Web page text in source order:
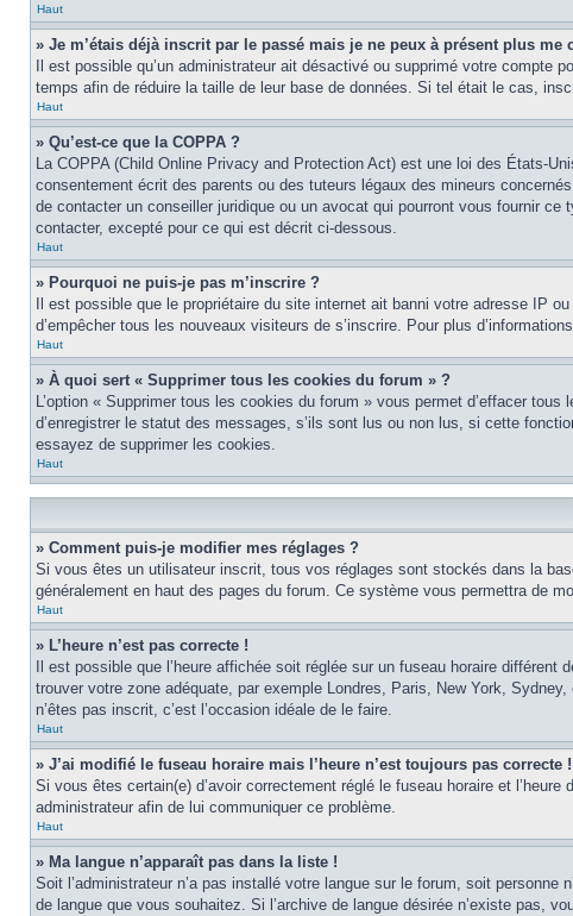
Haut
» Je m’étais déjà inscrit par le passé mais je ne peux à présent plus me
Il est possible qu’un administrateur ait désactivé ou supprimé votre compte
temps afin de réduire la taille de leur base de données. Si tel était le cas,
Haut
» Qu’est-ce que la COPPA ?
La COPPA (Child Online Privacy and Protection Act) est une loi des États-
consentement écrit des parents ou des tuteurs légaux des mineurs
de contacter un conseiller juridique ou un avocat qui pourront vous fournir ce
contacter, excepté pour ce qui est décrit ci-dessous.
Haut
» Pourquoi ne puis-je pas m’inscrire ?
Il est possible que le propriétaire du site internet ait banni votre adresse IP
d’empêcher tous les nouveaux visiteurs de s’inscrire. Pour plus
Haut
» À quoi sert « Supprimer tous les cookies du forum » ?
L’option « Supprimer tous les cookies du forum » vous permet d’effacer
d’enregistrer le statut des messages, s’ils sont lus ou non lus, si cette
essayez de supprimer les cookies.
Haut
» Comment puis-je modifier mes réglages ?
Si vous êtes un utilisateur inscrit, tous vos réglages sont stockés dans la
généralement en haut des pages du forum. Ce système vous permettra de
Haut
» L’heure n’est pas correcte !
Il est possible que l’heure affichée soit réglée sur un fuseau horaire
trouver votre zone adéquate, par exemple Londres, Paris, New York,
n’êtes pas inscrit, c’est l’occasion idéale de le faire.
Haut
» J’ai modifié le fuseau horaire mais l’heure n’est toujours pas correcte !
Si vous êtes certain(e) d’avoir correctement réglé le fuseau horaire et
administrateur afin de lui communiquer ce problème.
Haut
» Ma langue n’apparaît pas dans la liste !
Soit l’administrateur n’a pas installé votre langue sur le forum, soit
de langue que vous souhaitez. Si l’archive de langue désirée n’existe pas,